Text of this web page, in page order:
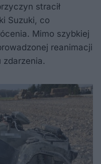
stracił
Suzuki, co
Mimo szybkiej
reanimacji
zdarzenia.